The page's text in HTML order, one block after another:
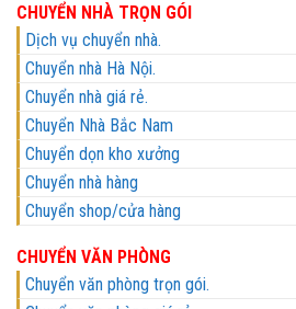
CHUYỂN NHÀ TRỌN GÓI
Dịch vụ chuyển nhà.
Chuyển nhà Hà Nội.
Chuyển nhà giá rẻ.
Chuyển Nhà Bắc Nam
Chuyển dọn kho xưởng
Chuyển nhà hàng
Chuyển shop/cửa hàng
CHUYỂN VĂN PHÒNG
Chuyển văn phòng trọn gói.